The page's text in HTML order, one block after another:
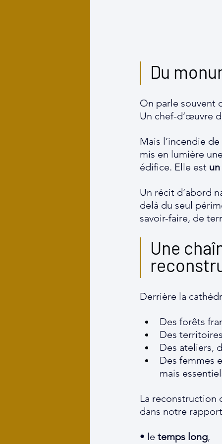
Du
On parle souvent
Un chef-d’œuvre
Mais l’incendie
mis en lumière
édifice. Elle est
Un récit d’abord
delà du seul
savoir-faire, de
Une
Derrière la
Des forêts
Des
Des ateliers,
Des femmes
mais
La reconstruction
dans notre
• le temps long,